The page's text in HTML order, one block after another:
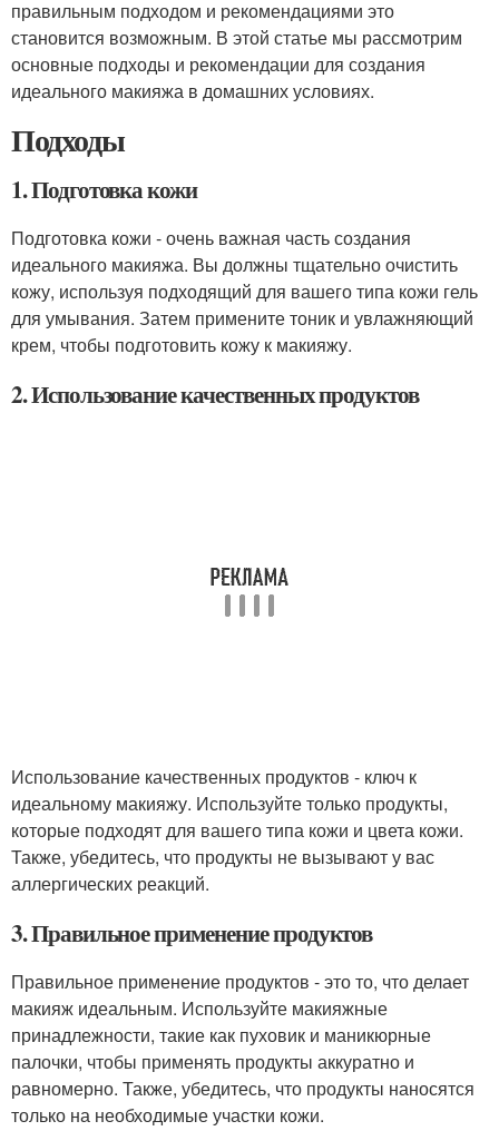
правильным подходом и рекомендациями это
становится возможным. В этой статье мы рассмотрим
основные подходы и рекомендации для создания
идеального макияжа в домашних условиях.
Подходы
1. Подготовка кожи
Подготовка кожи - очень важная часть создания
идеального макияжа. Вы должны тщательно очистить
кожу, используя подходящий для вашего типа кожи гель
для умывания. Затем примените тоник и увлажняющий
крем, чтобы подготовить кожу к макияжу.
2. Использование качественных продуктов
Использование качественных продуктов - ключ к
идеальному макияжу. Используйте только продукты,
которые подходят для вашего типа кожи и цвета кожи.
Также, убедитесь, что продукты не вызывают у вас
аллергических реакций.
3. Правильное применение продуктов
Правильное применение продуктов - это то, что делает
макияж идеальным. Используйте макияжные
принадлежности, такие как пуховик и маникюрные
палочки, чтобы применять продукты аккуратно и
равномерно. Также, убедитесь, что продукты наносятся
только на необходимые участки кожи.